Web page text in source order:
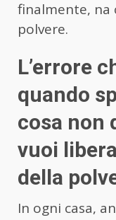
finalmente, na
polvere.
L’errore
quando
cosa non
vuoi
della
In ogni casa,